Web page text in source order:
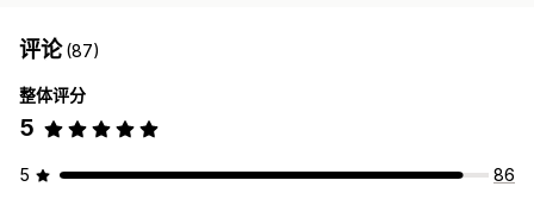
评论(87)
整体评分
5
5
86